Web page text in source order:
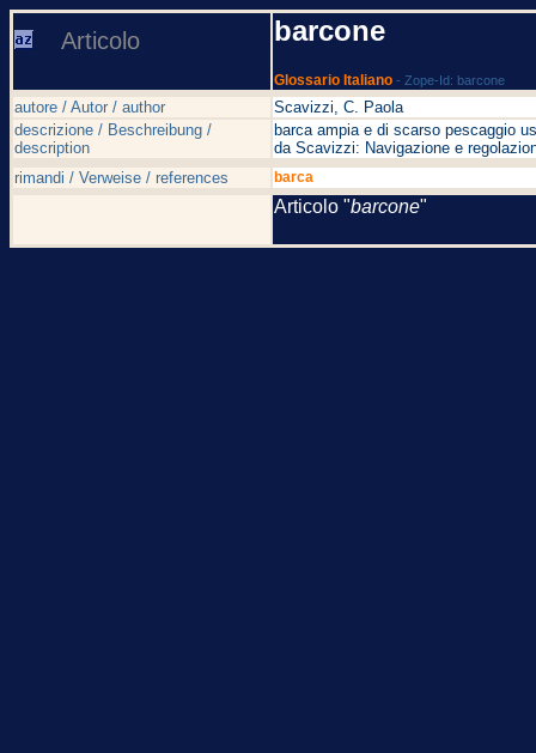
Articolo barcone
Glossario Italiano - Zope-Id: barcone
autore / Autor / author
Scavizzi, C. Paola
descrizione / Beschreibung /
description
barca ampia e di scarso pescaggio
da Scavizzi: Navigazione e
rimandi / Verweise / references
barca
Articolo "barcone"